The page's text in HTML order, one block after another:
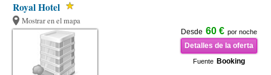
Royal Hotel
Mostrar en el mapa
Desde 60 € por noche
Detalles de la oferta
Fuente Booking